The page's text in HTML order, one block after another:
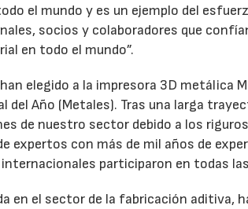
el mundo y es un ejemplo del
socios y colaboradores que
en todo el mundo”.
elegido a la impresora 3D metálica
del Año (Metales). Tras una larga
de nuestro sector debido a los
expertos con más de mil años de
participaron en todas
en el sector de la fabricación aditiva,